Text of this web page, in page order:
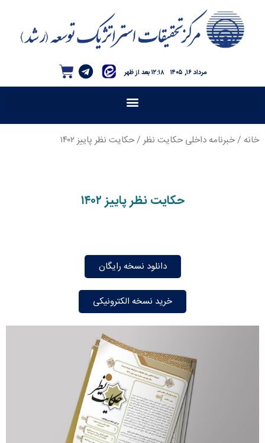
۱۲:۱۸ بعد از ظهر مرداد ۱۶, ۱۴۰۵
خانه /خبرنامه داخلی حکایت نظر / حکایت نظر پاییز ۱۴۰۲
حکایت نظر پاییز ۱۴۰۲
دانلود نسخه رایگان
خرید نسخه الکترونیکی